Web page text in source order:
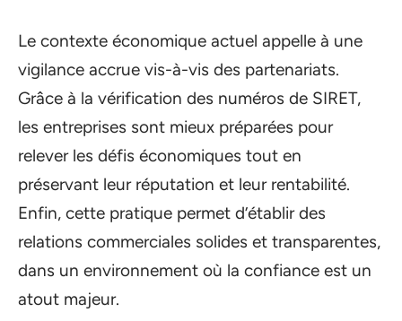
Le contexte économique actuel appelle à une
vigilance accrue vis-à-vis des partenariats.
Grâce à la vérification des numéros de SIRET,
les entreprises sont mieux préparées pour
relever les défis économiques tout en
préservant leur réputation et leur rentabilité.
Enfin, cette pratique permet d’établir des
relations commerciales solides et transparentes,
dans un environnement où la confiance est un
atout majeur.